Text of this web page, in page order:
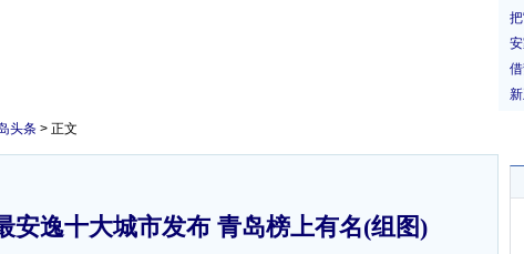
头条 > 正文
安逸十大城市发布 青岛榜上有名(组图)